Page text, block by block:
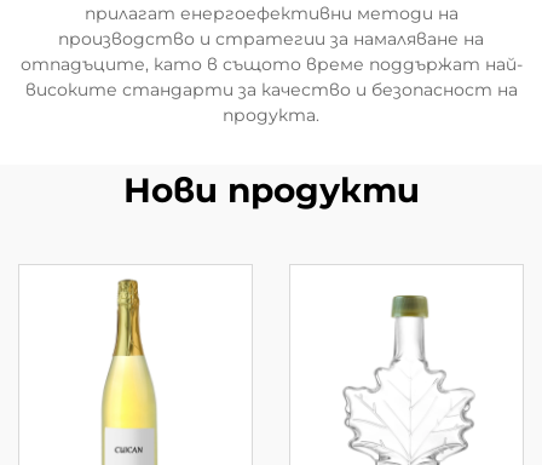
прилагат енергоефективни методи на
производство и стратегии за намаляване на
отпадъците, като в същото време поддържат най-
високите стандарти за качество и безопасност на
продукта.
Нови продукти